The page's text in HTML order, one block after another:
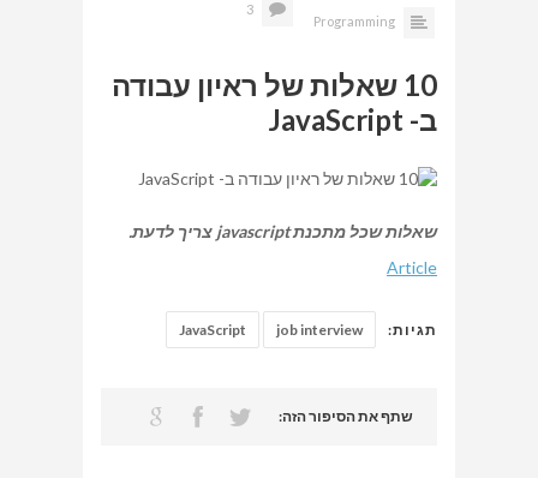
Programming
3
10 שאלות של ראיון עבודה
ב- JavaScript
שאלות שכל מתכנת javascript צריך לדעת.
Article
תגיות: job interview
JavaScript
שתף את הסיפור הזה: